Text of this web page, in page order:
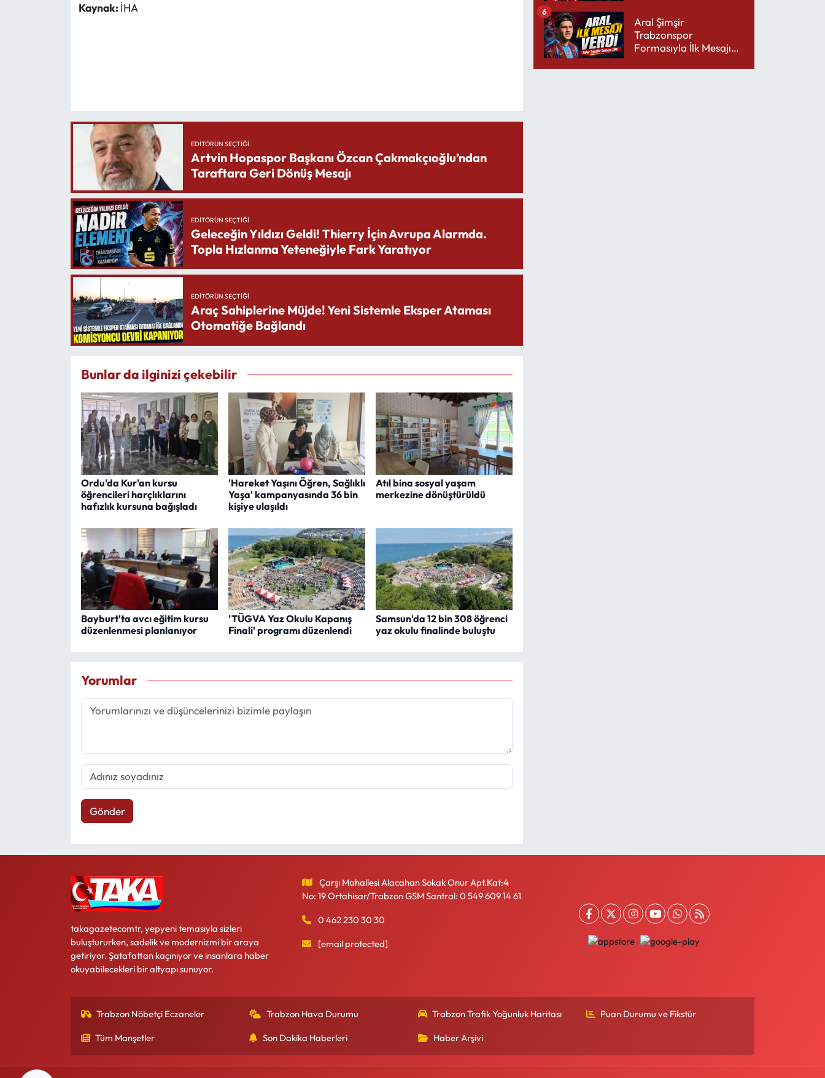
Kaynak: İHA
EDITÖRÜN SEÇTIĞI
Artvin Hopaspor Başkanı Özcan Çakmakçıoğlu’ndan
Taraftara Geri Dönüş Mesajı
EDITÖRÜN SEÇTIĞI
Geleceğin Yıldızı Geldi! Thierry İçin Avrupa Alarmda.
Topla Hızlanma Yeteneğiyle Fark Yaratıyor
EDITÖRÜN SEÇTIĞI
Araç Sahiplerine Müjde! Yeni Sistemle Eksper Ataması
Otomatiğe Bağlandı
Bunlar da ilginizi çekebilir
Ordu'da Kur'an kursu
öğrencileri harçlıklarını
hafızlık kursuna bağışladı
'Hareket Yaşını Öğren, Sağlıklı
Yaşa' kampanyasında 36 bin
kişiye ulaşıldı
Atıl bina sosyal yaşam
merkezine dönüştürüldü
Bayburt'ta avcı eğitim kursu
düzenlenmesi planlanıyor
'TÜGVA Yaz Okulu Kapanış
Finali' programı düzenlendi
Samsun'da 12 bin 308 öğrenci
yaz okulu finalinde buluştu
Yorumlar
Gönder
Aral Şimşir
Trabzonspor
Formasıyla İlk Mesajını
6
takagazetecomtr, yepyeni temasıyla sizleri
buluştururken, sadelik ve modernizmi bir araya
getiriyor. Şatafattan kaçınıyor ve insanlara haber
okuyabilecekleri bir altyapı sunuyor.
Çarşı Mahallesi Alacahan Sokak Onur Apt.Kat:4
No: 19 Ortahisar/Trabzon GSM Santral: 0 549 609 14 61
0 462 230 30 30
[email protected]
Trabzon Nöbetçi Eczaneler Trabzon Hava Durumu Trabzon Trafik Yoğunluk Haritası Puan Durumu ve Fikstür
Tüm Manşetler Son Dakika Haberleri Haber Arşivi